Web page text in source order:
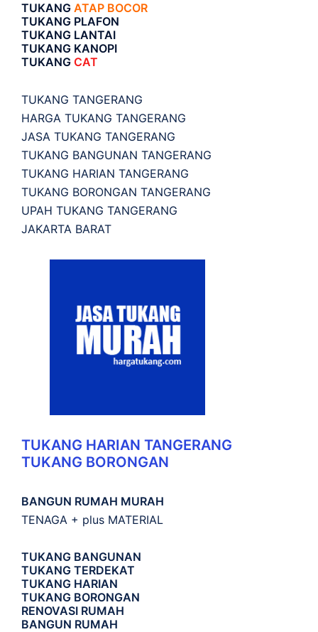
TUKANG ATAP BOCOR
TUKANG PLAFON
TUKANG LANTAI
TUKANG KANOPI
TUKANG CAT
TUKANG TANGERANG
HARGA TUKANG TANGERANG
JASA TUKANG TANGERANG
TUKANG BANGUNAN TANGERANG
TUKANG HARIAN TANGERANG
TUKANG BORONGAN TANGERANG
UPAH TUKANG TANGERANG
JAKARTA BARAT
TUKANG HARIAN TANGERANG
TUKANG BORONGAN
BANGUN RUMAH MURAH
TENAGA + plus MATERIAL
TUKANG BANGUNAN
TUKANG TERDEKAT
TUKANG HARIAN
TUKANG BORONGAN
RENOVASI RUMAH
BANGUN RUMAH